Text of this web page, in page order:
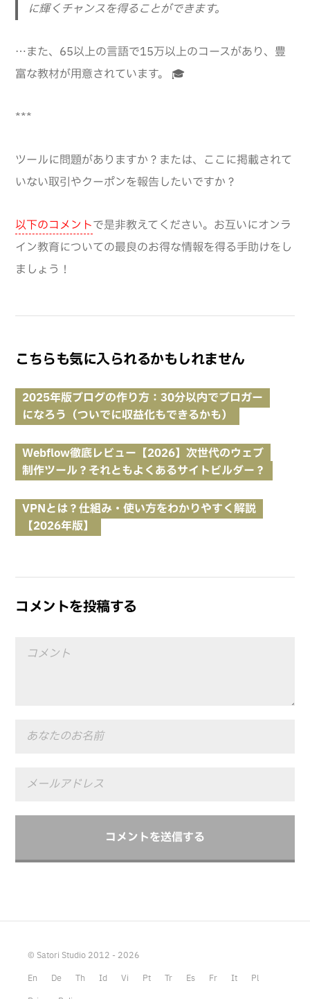
に輝くチャンスを得ることができます。
…また、65以上の言語で15万以上のコースがあり、豊
富な教材が用意されています。 🎓
***
ツールに問題がありますか？または、ここに掲載されて
いない取引やクーポンを報告したいですか？
以下のコメントで是非教えてください。お互いにオンラ
イン教育についての最良のお得な情報を得る手助けをし
ましょう！
こちらも気に入られるかもしれません
2025年版ブログの作り方：30分以内でブロガー
になろう（ついでに収益化もできるかも）
Webflow徹底レビュー【2026】次世代のウェブ
制作ツール？それともよくあるサイトビルダー？
VPNとは？仕組み・使い方をわかりやすく解説
【2026年版】
コメントを投稿する
© Satori Studio 2012 - 2026
En
De Th Id Vi Pt Tr Es Fr It
Pl